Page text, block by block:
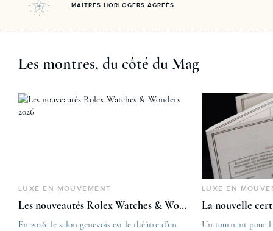
MAÎTRES HORLOGERS AGRÉÉS
Les montres, du côté du Mag
LUXE EN MOUVEMENT
Les nouveautés Rolex Watches & Wonders 2026
En 2026, le salon genevois est le théâtre d’un
The post
LUXE EN
La nouvelle
Un tournant pour